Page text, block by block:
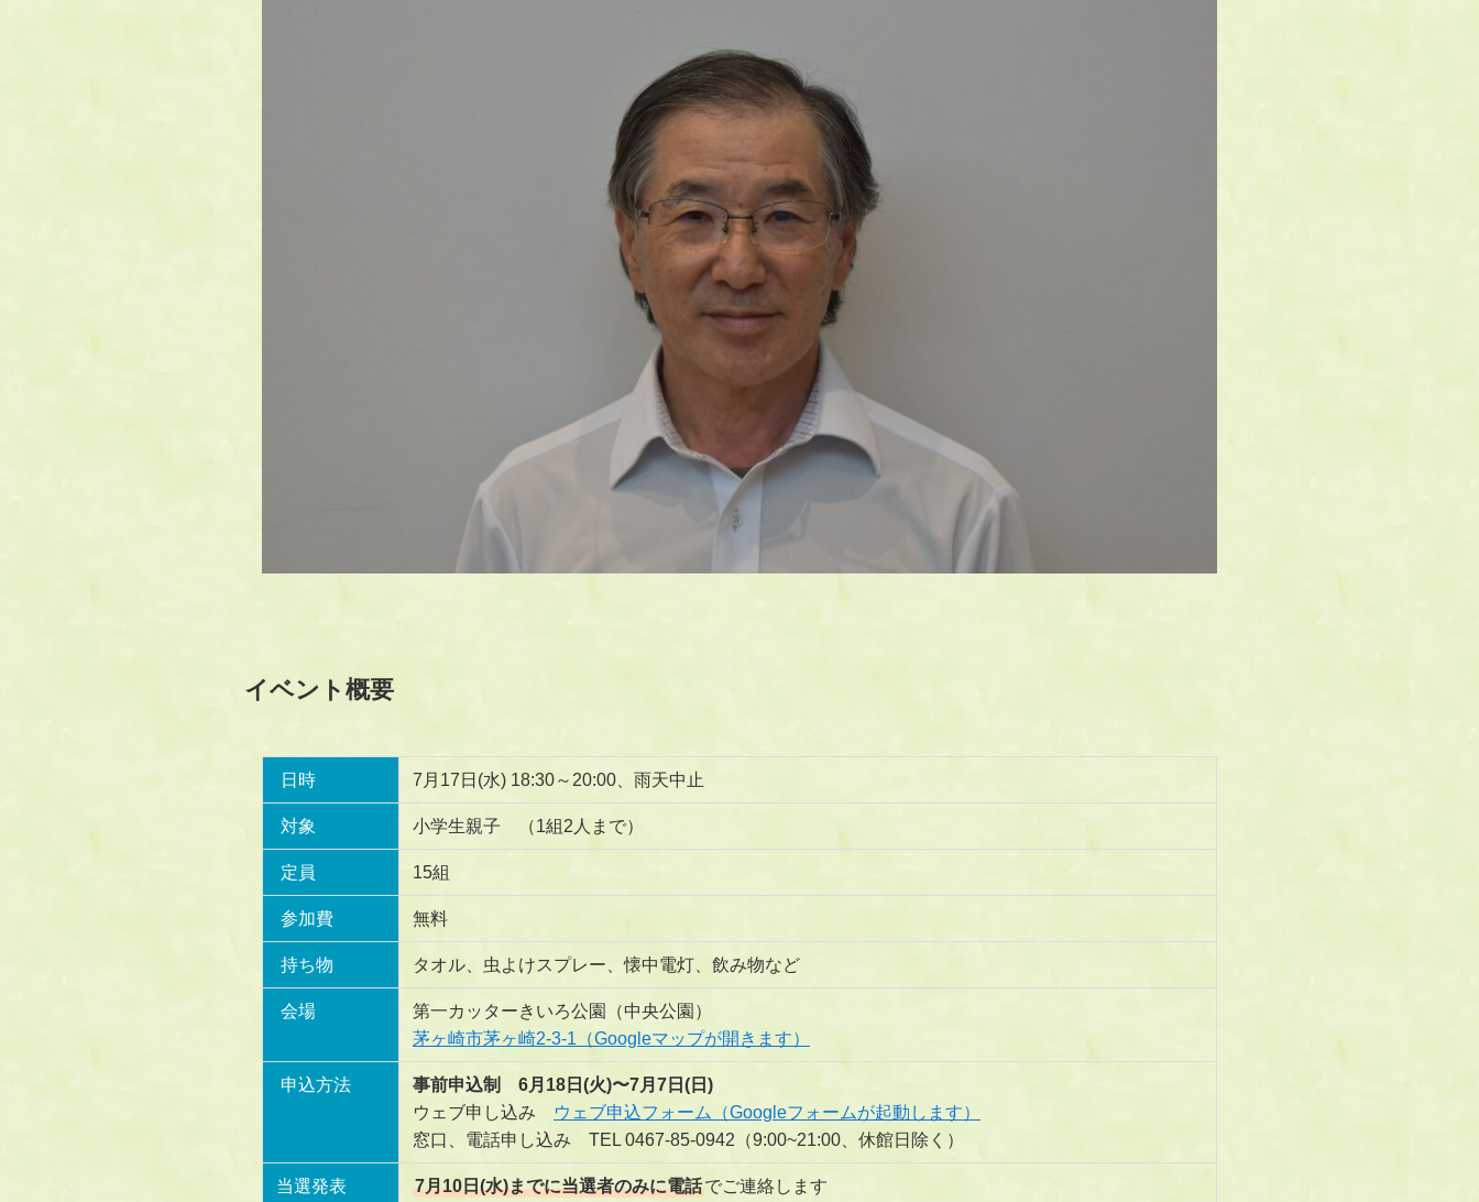
イベント概要
日時 7月17日(水) 18:30～20:00、雨天中止
対象 小学生親子 （1組2人まで）
定員 15組
参加費 無料
持ち物 タオル、虫よけスプレー、懐中電灯、飲み物など
会場
第一カッターきいろ公園（中央公園）
茅ヶ崎市茅ヶ崎2-3-1（Googleマップが開きます）
申込方法
事前申込制 6月18日(火)〜7月7日(日)
ウェブ申し込み
ウェブ申込フォーム（Googleフォームが起動します）
窓口、電話申し込み TEL 0467-85-0942（9:00~21:00、休館日除く）
当選発表 7月10日(水)までに当選者のみに電話でご連絡します